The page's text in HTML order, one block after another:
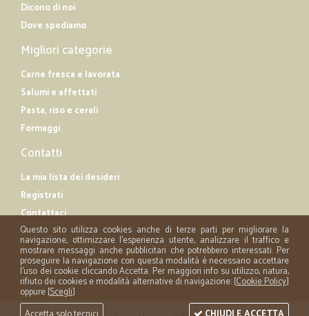
Dicono di noi
Dove spediamo
Migliori categorie
Carne fresca e lavorata
Salumi e affettati
Pasta, riso e cerali
Formaggi
Contatti
La mia lista dei desideri
Registrati
Contattaci
Questo sito utilizza cookies anche di terze parti per migliorare la
navigazione, ottimizzare l'esperienza utente, analizzare il traffico e
mostrare messaggi anche pubblicitari che potrebbero interessati. Per
proseguire la navigazione con questa modalità è necessario accettare
l'uso dei cookie cliccando Accetta. Per maggiori info su utilizzo, natura,
rifiuto dei cookies e modalità alternative di navigazione: [Cookie Policy]
oppure [Scegli]